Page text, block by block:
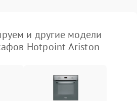
и другие модели
Hotpoint Ariston